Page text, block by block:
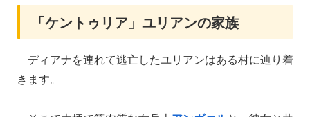
「ケントゥリア」ユリアンの家族
ディアナを連れて逃亡したユリアンはある村に辿り着
きます。